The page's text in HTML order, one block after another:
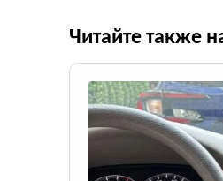
Читайте также